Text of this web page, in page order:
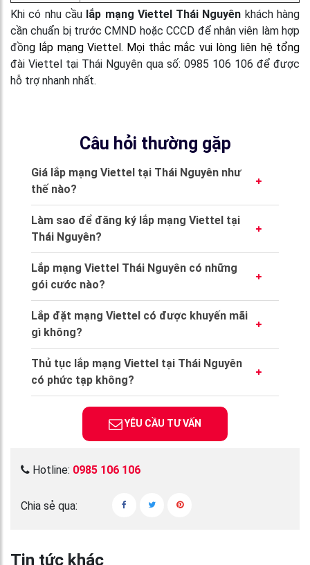
Khi có nhu cầulắp mạng Viettel Thái Nguyên khách hàng
cần chuẩn bị trước CMND hoặc CCCD để nhân viên làm hợp
đồng lắp mạng Viettel. Mọi thắc mắc vui lòng liên hệ tổng
đài Viettel tại Thái Nguyên qua số: 0985 106 106 để được
hỗ trợ nhanh nhất.
Câu hỏi thường gặp
Giá lắp mạng Viettel tại Thái Nguyên như
thế nào?
Giá từ 195.000 VNĐ/tháng cho gói NETVT1T,
240.000 VNĐ/tháng cho NETVT2T, và từ
210.000 VNĐ/tháng cho các gói MESHVT.
Làm sao để đăng ký lắp mạng Viettel tại
Thái Nguyên?
liên hệ tổng đài 0985 106 106 để được tư
vấn và đăng ký nhanh chóng.
Lắp mạng Viettel Thái Nguyên có những
gói cước nào?
Các gói cước bao gồm NETVT1T (300Mbps),
NETVT2T (500Mbps), MESHVT1T
(300Mbps), và MESHVT2T (500Mbps –
1Gbps), ngoài ra còn có các gói cước dành
cho Doanh Nghiệp.
Lắp đặt mạng Viettel có được khuyến mãi
gì không?
Khách hàng được miễn phí thiết bị modem
wifi 6, có khuyến mãi 01 tháng cước miễn phí
nếu thanh toán trước 12 tháng.
Thủ tục lắp mạng Viettel tại Thái Nguyên
có phức tạp không?
Thủ tục đơn giản, chỉ cần cung cấp
CMND/CCCD hoặc hộ chiếu, và ký hợp đồng
trực tuyến.
YÊU CẦU TƯ VẤN
Hotline: 0985 106 106
Chia sẻ qua:
Tin tức khác